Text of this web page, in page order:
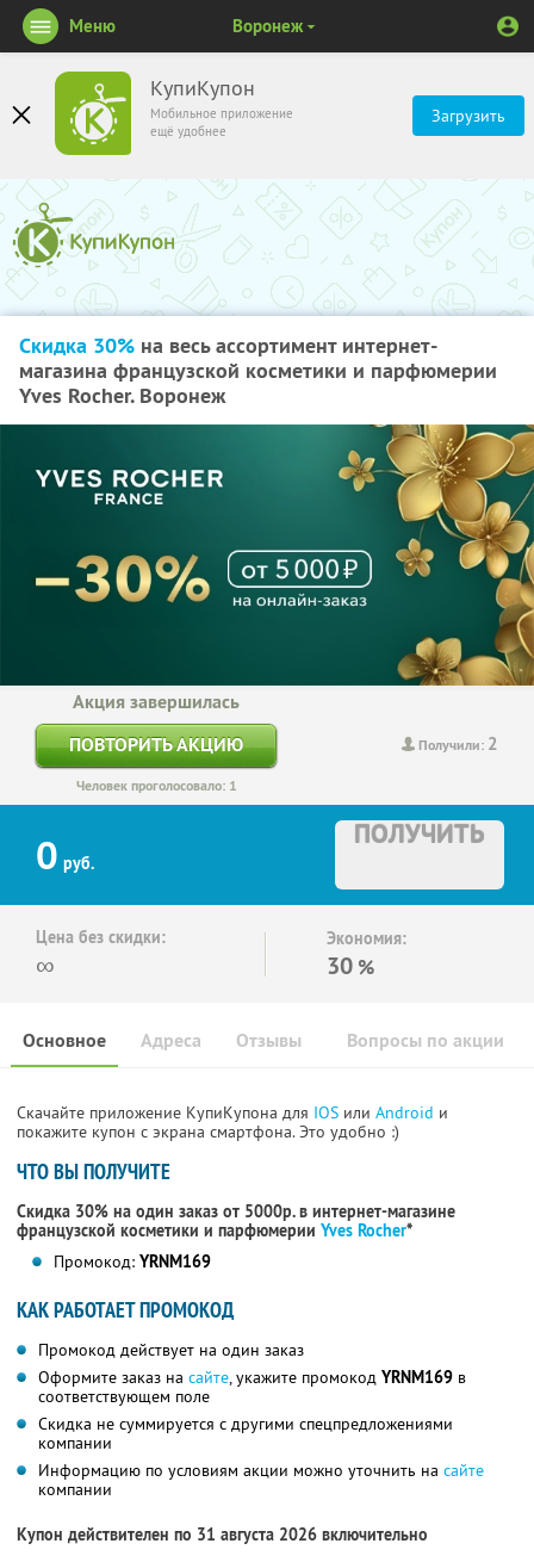
КупиКупон
Мобильное приложение
ещё удобнее
Загрузить
Меню Воронеж
Скидка 30% на весь ассортимент интернет-
магазина французской косметики и парфюмерии
Yves Rocher. Воронеж
Получили: 2
Акция завершилась
ПОВТОРИТЬ АКЦИЮ
Человек проголосовало: 1
0 руб.
ПОЛУЧИТЬ
Цена без скидки:
∞
Экономия:
30 %
Основное Отзывы Вопросы по акции
Адреса
Скачайте приложение КупиКупона для IOS или Android и
покажите купон с экрана смартфона. Это удобно :)
ЧТО ВЫ ПОЛУЧИТЕ
Скидка 30% на один заказ от 5000р. в интернет-магазине
французской косметики и парфюмерии Yves Rocher*
Промокод: YRNM169
КАК РАБОТАЕТ ПРОМОКОД
Промокод действует на один заказ
Оформите заказ на сайте, укажите промокод YRNM169 в
соответствующем поле
Скидка не суммируется с другими спецпредложениями
компании
Информацию по условиям акции можно уточнить на сайте
компании
Купон действителен по 31 августа 2026 включительно